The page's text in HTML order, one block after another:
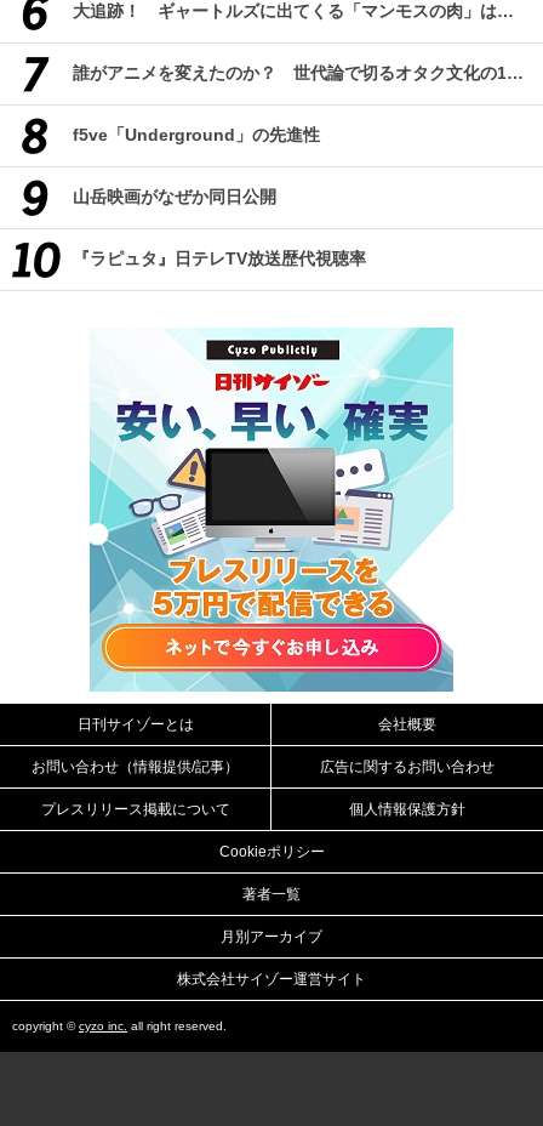
大追跡！ ギャートルズに出てくる「マンモスの肉」はどんな味なのか？（前編）
誰がアニメを変えたのか？ 世代論で切るオタク文化の10年、そして50年
f5ve「Underground」の先進性
山岳映画がなぜか同日公開
『ラピュタ』日テレTV放送歴代視聴率
日刊サイゾーとは 会社概要
お問い合わせ（情報提供/記事） 広告に関するお問い合わせ
プレスリリース掲載について 個人情報保護方針
Cookieポリシー
著者一覧
月別アーカイブ
株式会社サイゾー運営サイト
copyright ©cyzo inc. all right reserved.